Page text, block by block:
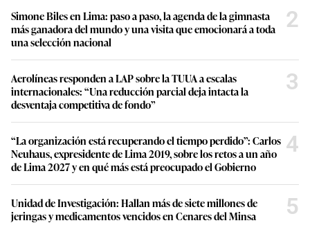
Simone Biles en Lima: paso a paso, la agenda de la gimnasta
más ganadora del mundo y una visita que emocionará a toda
una selección nacional
2
Aerolíneas responden a LAP sobre la TUUA a escalas
internacionales: “Una reducción parcial deja intacta la
desventaja competitiva de fondo”
3
“La organización está recuperando el tiempo perdido”: Carlos
Neuhaus, expresidente de Lima 2019, sobre los retos a un año
de Lima 2027 y en qué más está preocupado el Gobierno
4
Unidad de Investigación: Hallan más de siete millones de
jeringas y medicamentos vencidos en Cenares del Minsa
5